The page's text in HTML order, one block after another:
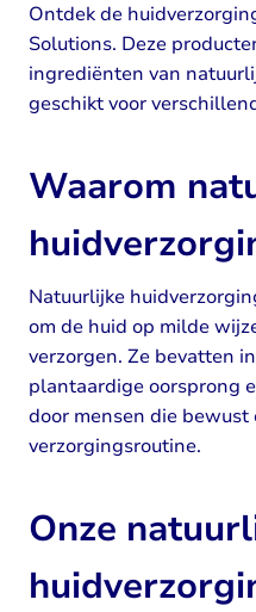
Ontdek de
Solutions. Deze
ingrediënten van
geschikt voor
Waarom
Natuurlijke
om de huid op milde
verzorgen. Ze bevatten
plantaardige oorsprong
door mensen die
verzorgingsroutine.
Onze